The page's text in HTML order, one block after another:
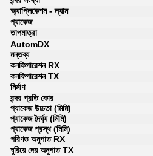
অ্যাপ্লিকেশন - ল্যান
প্যাকেজ
তাপমাত্রা
AutomDX
মন্তব্য
কনফিগারেশন RX
কনফিগারেশন TX
নির্মাণ
বন্দর প্রতি কোর
প্যাকেজ উচ্চতা (মিমি)
প্যাকেজ দৈর্ঘ্য (মিমি)
প্যাকেজ প্রস্থ (মিমি)
পরিণত অনুপাত RX
ঘুরিয়ে দেয় অনুপাত TX